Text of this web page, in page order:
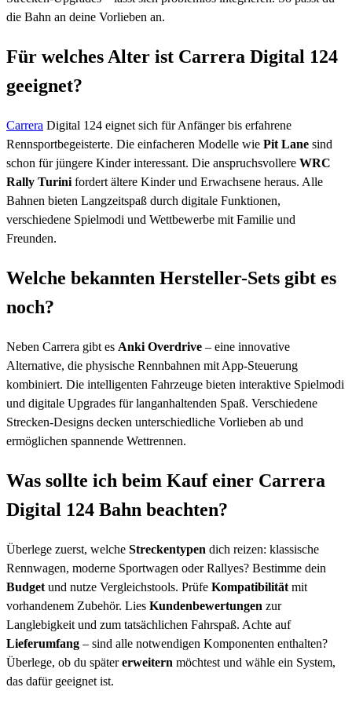
die Bahn an deine Vorlieben an.
Für welches Alter ist Carrera Digital 124
geeignet?
Carrera Digital 124 eignet sich für Anfänger bis erfahrene
Rennsportbegeisterte. Die einfacheren Modelle wie Pit Lane sind
schon für jüngere Kinder interessant. Die anspruchsvollere WRC
Rally Turini fordert ältere Kinder und Erwachsene heraus. Alle
Bahnen bieten Langzeitspaß durch digitale Funktionen,
verschiedene Spielmodi und Wettbewerbe mit Familie und
Freunden.
Welche bekannten Hersteller-Sets gibt es
noch?
Neben Carrera gibt es Anki Overdrive – eine innovative
Alternative, die physische Rennbahnen mit App-Steuerung
kombiniert. Die intelligenten Fahrzeuge bieten interaktive Spielmodi
und digitale Upgrades für langanhaltenden Spaß. Verschiedene
Strecken-Designs decken unterschiedliche Vorlieben ab und
ermöglichen spannende Wettrennen.
Was sollte ich beim Kauf einer Carrera
Digital 124 Bahn beachten?
Überlege zuerst, welche Streckentypen dich reizen: klassische
Rennwagen, moderne Sportwagen oder Rallyes? Bestimme dein
Budget und nutze Vergleichstools. Prüfe Kompatibilität mit
vorhandenem Zubehör. Lies Kundenbewertungen zur
Langlebigkeit und zum tatsächlichen Fahrspaß. Achte auf
Lieferumfang – sind alle notwendigen Komponenten enthalten?
Überlege, ob du spätererweitern möchtest und wähle ein System,
das dafür geeignet ist.